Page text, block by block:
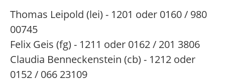
Thomas Leipold (lei) - 1201 oder 0160 / 980
00745
Felix Geis (fg) - 1211 oder 0162 / 201 3806
Claudia Benneckenstein (cb) - 1212 oder
0152 / 066 23109